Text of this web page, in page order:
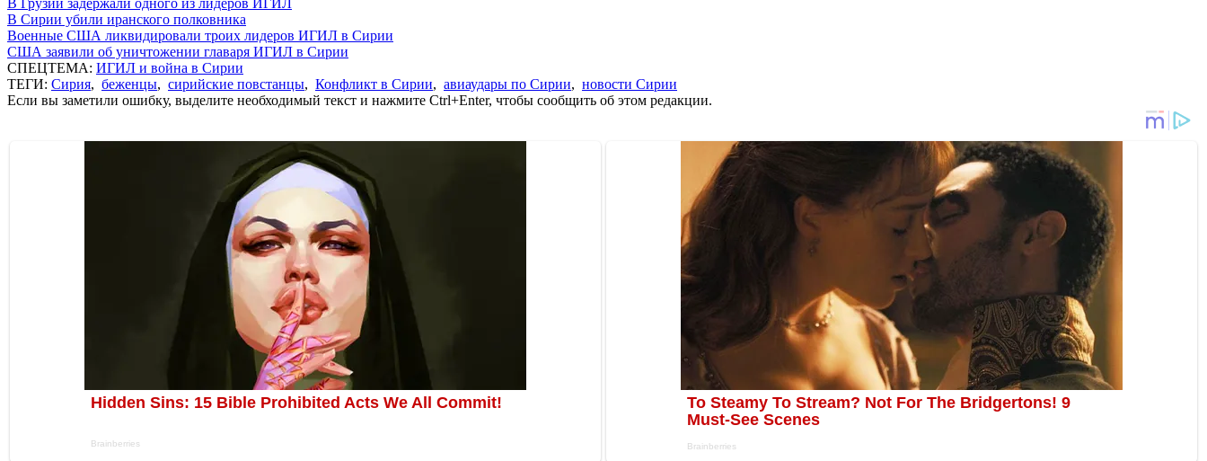
В Сирии убили иранского полковника
Военные США ликвидировали троих лидеров ИГИЛ в Сирии
США заявили об уничтожении главаря ИГИЛ в Сирии
СПЕЦТЕМА: ИГИЛ и война в Сирии
ТЕГИ: Сирия, беженцы, сирийские повстанцы, Конфликт в Сирии, авиаудары по Сирии, новости Сирии
Если вы заметили ошибку, выделите необходимый текст и нажмите Ctrl+Enter, чтобы сообщить об этом редакции.